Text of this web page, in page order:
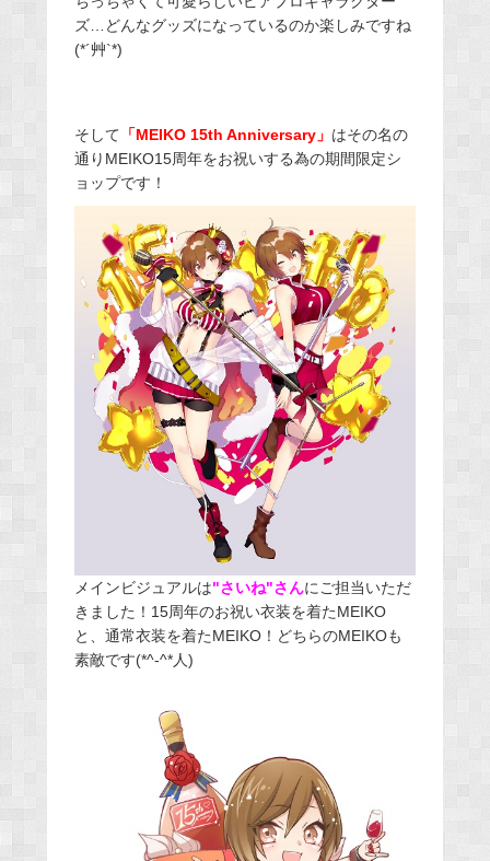
ズ…どんなグッズになっているのか楽しみですね
(*´艸`*)
そして 「MEIKO 15th Anniversary」 はその名の
通りMEIKO15周年をお祝いする為の期間限定シ
ョップです！
メインビジュアルは"さいね"さんにご担当いただ
きました！15周年のお祝い衣装を着たMEIKO
と、通常衣装を着たMEIKO！どちらのMEIKOも
素敵です(*^-^*人)